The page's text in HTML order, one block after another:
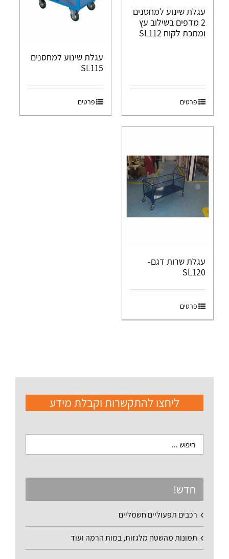
עגלת שינוע למחסנים
2 מדפים בשילוב עץ
ומתכת לקוח SL112
פרטים
עגלת שינוע למחסנים
SL115
פרטים
עגלת שרות דגם-
SL120
פרטים
ליחצו להתקשרות וקבלת מידע
חדש!
רכבים תפעוליים חשמליים
תמונות מהשטח מלגזות, במות הרמה ועוד